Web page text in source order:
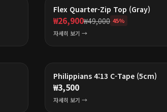
BEST
Flex Quarter-Zip Top (Gray)
₩26,900₩49,000 45%
자세히 보기 →
Philippians 4:13 C-Tape (5cm)
₩3,500
자세히 보기 →